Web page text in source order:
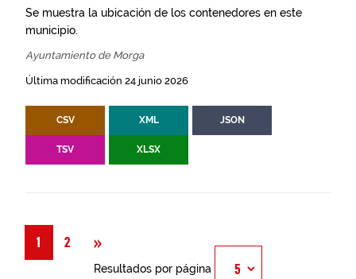
Se muestra la ubicación de los contenedores en este
municipio.
Ayuntamiento de Morga
Última modificación 24 junio 2026
CSV XML JSON
TSV XLSX
1 2 »
Resultados por página